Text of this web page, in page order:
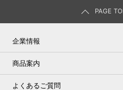
2023.12.22
システムメンテナンス作業によるリース
PAGE
企業情報
トップメッセージ
会社概要
商品案内
オートリースとは
よくあるご質問